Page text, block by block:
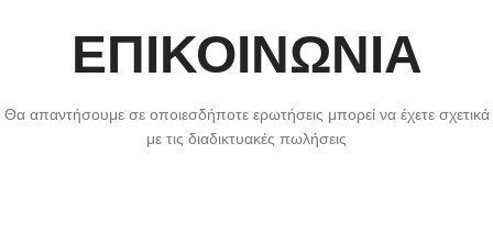
ΕΠΙΚΟΙΝΩΝΙΑ
Θα απαντήσουμε σε οποιεσδήποτε ερωτήσεις μπορεί να έχετε σχετικά
με τις διαδικτυακές πωλήσεις